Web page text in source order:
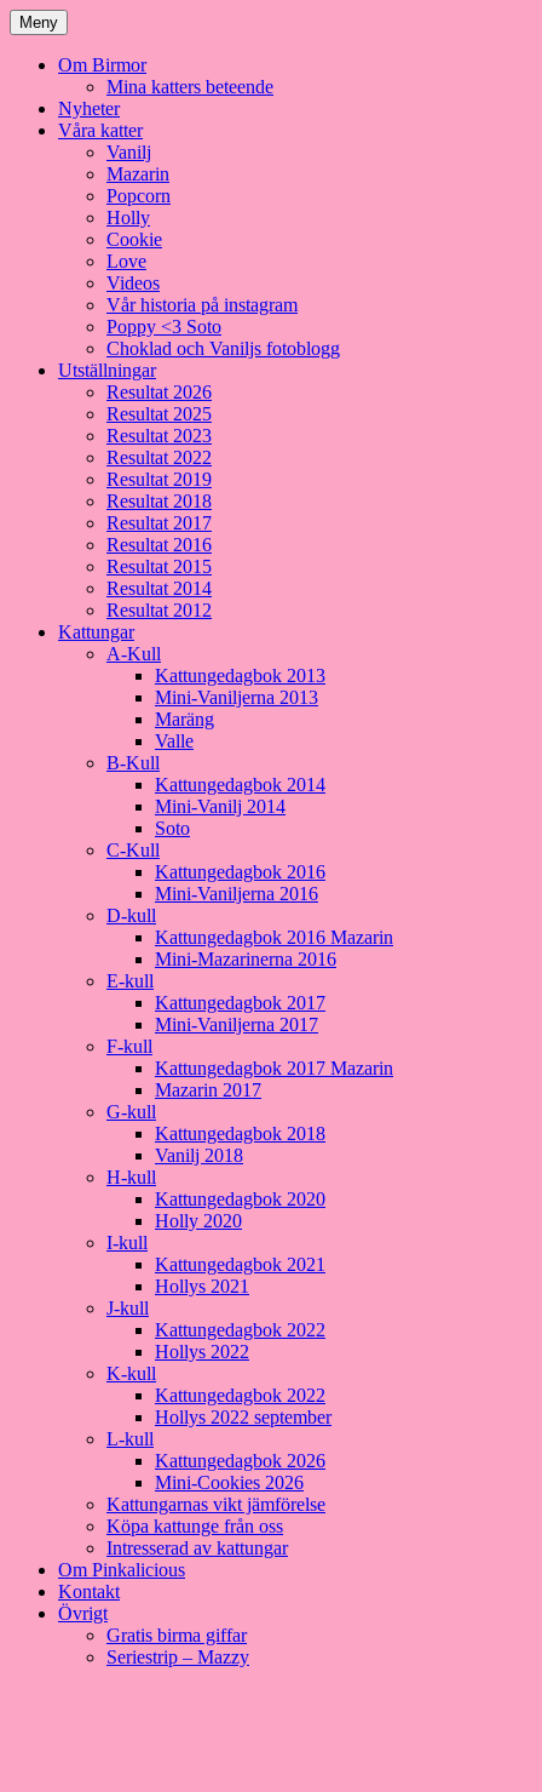
Meny
Om Birmor
Mina katters beteende
Nyheter
Våra katter
Vanilj
Mazarin
Popcorn
Holly
Cookie
Love
Videos
Vår historia på instagram
Poppy <3 Soto
Choklad och Vaniljs fotoblogg
Utställningar
Resultat 2026
Resultat 2025
Resultat 2023
Resultat 2022
Resultat 2019
Resultat 2018
Resultat 2017
Resultat 2016
Resultat 2015
Resultat 2014
Resultat 2012
Kattungar
A-Kull
Kattungedagbok 2013
Mini-Vaniljerna 2013
Maräng
Valle
B-Kull
Kattungedagbok 2014
Mini-Vanilj 2014
Soto
C-Kull
Kattungedagbok 2016
Mini-Vaniljerna 2016
D-kull
Kattungedagbok 2016 Mazarin
Mini-Mazarinerna 2016
E-kull
Kattungedagbok 2017
Mini-Vaniljerna 2017
F-kull
Kattungedagbok 2017 Mazarin
Mazarin 2017
G-kull
Kattungedagbok 2018
Vanilj 2018
H-kull
Kattungedagbok 2020
Holly 2020
I-kull
Kattungedagbok 2021
Hollys 2021
J-kull
Kattungedagbok 2022
Hollys 2022
K-kull
Kattungedagbok 2022
Hollys 2022 september
L-kull
Kattungedagbok 2026
Mini-Cookies 2026
Kattungarnas vikt jämförelse
Köpa kattunge från oss
Intresserad av kattungar
Om Pinkalicious
Kontakt
Övrigt
Gratis birma giffar
Seriestrip – Mazzy